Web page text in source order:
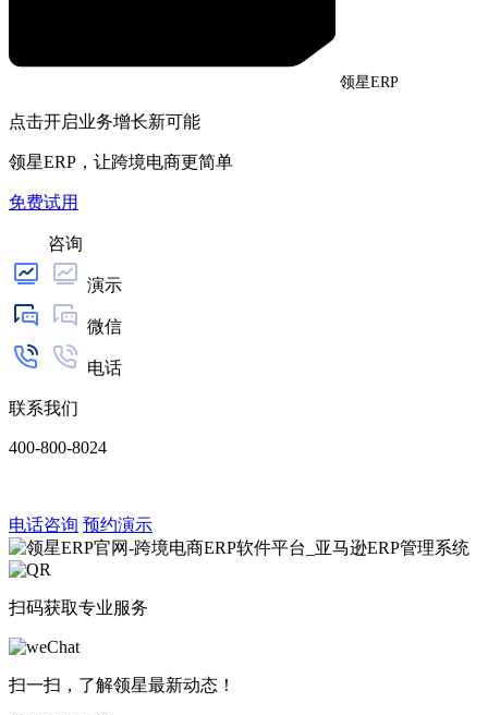
领星ERP
点击开启业务增长新可能
领星ERP，让跨境电商更简单
免费试用
咨询
演示
微信
电话
联系我们
400-800-8024
电话咨询 预约演示
扫码获取专业服务
扫一扫，了解领星最新动态！